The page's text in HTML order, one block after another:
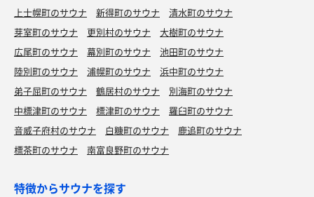
上士幌町のサウナ
新得町のサウナ
清水町のサウナ
芽室町のサウナ
更別村のサウナ
大樹町のサウナ
広尾町のサウナ
幕別町のサウナ
池田町のサウナ
陸別町のサウナ
浦幌町のサウナ
浜中町のサウナ
弟子屈町のサウナ
鶴居村のサウナ
別海町のサウナ
中標津町のサウナ
標津町のサウナ
羅臼町のサウナ
音威子府村のサウナ
白糠町のサウナ
鹿追町のサウナ
標茶町のサウナ
南富良野町のサウナ
特徴からサウナを探す